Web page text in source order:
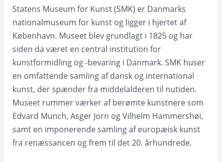
Statens Museum for Kunst (SMK) er Danmarks
nationalmuseum for kunst og ligger i hjertet af
København. Museet blev grundlagt i 1825 og har
siden da været en central institution for
kunstformidling og -bevaring i Danmark. SMK huser
en omfattende samling af dansk og international
kunst, der spænder fra middelalderen til nutiden.
Museet rummer værker af berømte kunstnere som
Edvard Munch, Asger Jorn og Vilhelm Hammershøi,
samt en imponerende samling af europæisk kunst
fra renæssancen og frem til det 20. århundrede.